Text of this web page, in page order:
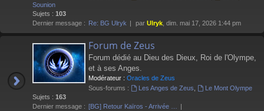
Sounion
Sujets : 103
Dernier message : Re: BG Ulryk par Ulryk , dim. mai 17, 2026 1:44 pm
Forum de Zeus
Forum dédié au Dieu des Dieux, Roi de l'Olympe,
et à ses Anges.
Modérateur : Oracles de Zeus
Sous-forums :
Les Anges de Zeus
Le Mont Olympe
Sujets : 163
Dernier message : [BG] Retour Kaïros - Arrivée …